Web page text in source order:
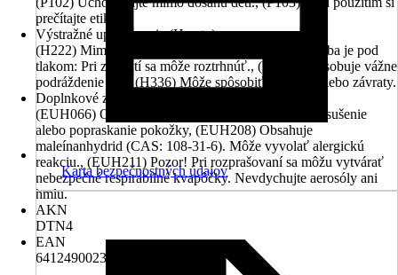
prečítajte etiketu.
Výstražné upozornenia (H vety)
(H222) Mimoriadne horľavý aerosól., (H229) Nádoba je pod
tlakom: Pri zahriatí sa môže roztrhnúť., (H319) Spôsobuje vážne
podráždenie očí., (H336) Môže spôsobiť ospalosť alebo závraty.
Doplnkové znaky nebezpečenstva (EUH vety)
(EUH066) Opakovaná expozícia môže spôsobit’ vysušenie
alebo popraskanie pokožky, (EUH208) Obsahuje
maleínanhydrid (CAS: 108-31-6). Môže vyvolať alergickú
reakciu., (EUH211) Pozor! Pri rozprašovaní sa môžu vytvárať
nebezpečné respirabilné kvapôčky. Nevdychujte aerosóly ani
hmlu.
AKN
DTN4
EAN
6412490023126, 6412490034047
Karta bezpečnostných údajov